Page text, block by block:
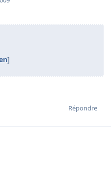
]
Répondre